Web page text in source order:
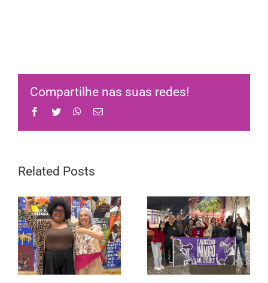
Compartilhe nas suas redes!
Facebook
Twitter WhatsApp
Email
Related Posts